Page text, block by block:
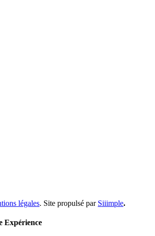
légales. Site propulsé par Siiimple.
Expérience